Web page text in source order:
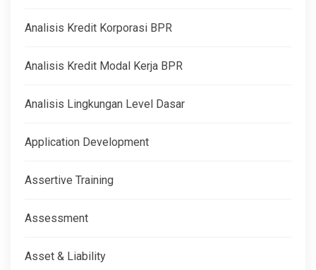
Analisis Kredit Korporasi BPR
Analisis Kredit Modal Kerja BPR
Analisis Lingkungan Level Dasar
Application Development
Assertive Training
Assessment
Asset & Liability